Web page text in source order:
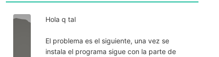
Hola q tal
El problema es el siguiente, una vez se
instala el programa sigue con la parte de